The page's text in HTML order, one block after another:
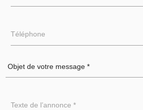
Téléphone
Texte de l’annonce *